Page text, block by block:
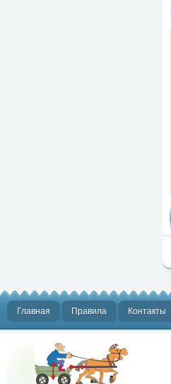
Главная Правила Контакты